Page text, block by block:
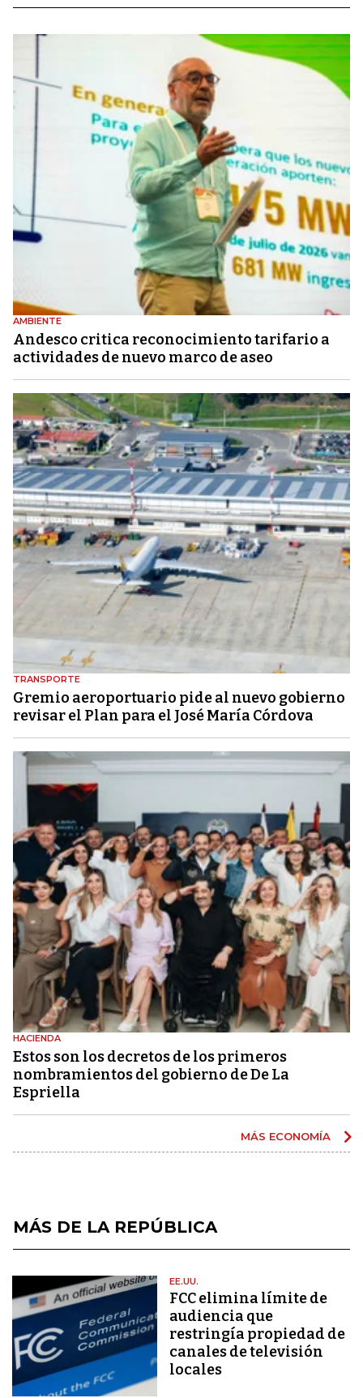
AMBIENTE
Andesco critica reconocimiento tarifario a
actividades de nuevo marco de aseo
TRANSPORTE
Gremio aeroportuario pide al nuevo gobierno
revisar el Plan para el José María Córdova
HACIENDA
Estos son los decretos de los primeros
nombramientos del gobierno de De La
Espriella
MÁS ECONOMÍA
MÁS DE LA REPÚBLICA
EE.UU.
FCC elimina límite de
audiencia que
restringía propiedad de
canales de televisión
locales